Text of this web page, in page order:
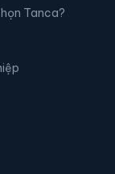
Tanca?